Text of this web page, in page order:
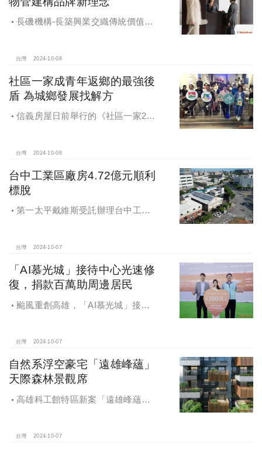
長磯機構-長築興業交織傳統價值與
家邸「長築白樓1」
台灣 2024-10-08
社區一家成青年返鄉的最強後
盾 為城鄉發展找解方
信義房屋日前舉行的《社區一家20
彰化鬆勢三日節策展人劉孟豪分享他
家鄉帶來改變和發展的故事。
台灣 2024-10-08
台中工業區廠房4.72億元順利
標脫
第一太平戴維斯受託辦理台中工業
價率5％。
台灣 2024-10-07
「AI慕光城」接待中心光速修
復，捐款百萬助周邊居民
颱風重創高雄，「AI慕光城」接待
民復原家園
台灣 2024-10-07
自然系浮空豪宅「遠雄峰蘊」
天際森林景觀席
高雄科工館特區新案「遠雄峰蘊」
台灣 2024-10-07